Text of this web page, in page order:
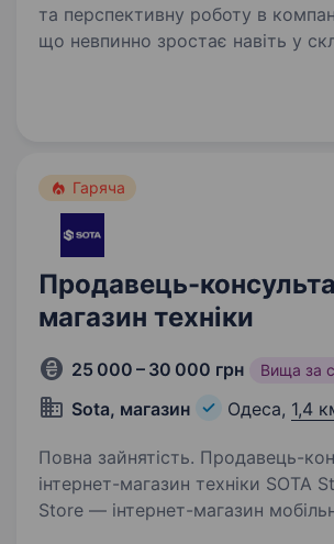
та перспективну роботу в
що невпинно зростає навіть у
Гаряча
Продавець-
магазин техніки
25 000 – 30 000 грн Вища за
Sota, магазин Одеса, 1,4
Повна зайнятість. Продавець-консультант в
інтернет-магазин техніки SOTA
Store — інтернет-магазин